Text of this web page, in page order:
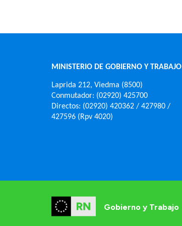
MINISTERIO DE GOBIERNO Y TRABAJO
Laprida 212, Viedma (8500)
Conmutador: (02920) 425700
Directos: (02920) 420362 / 427980 /
427596 (Rpv 4020)
Gobierno y Trabajo